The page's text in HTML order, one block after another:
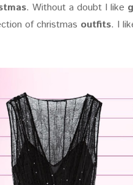
. Without a doubt I like
of christmas outfits. I